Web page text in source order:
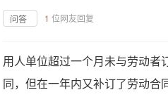
问答 1 位网友回复
用人单位超过一个月未与劳动者
同，但在一年内又补订了劳动合